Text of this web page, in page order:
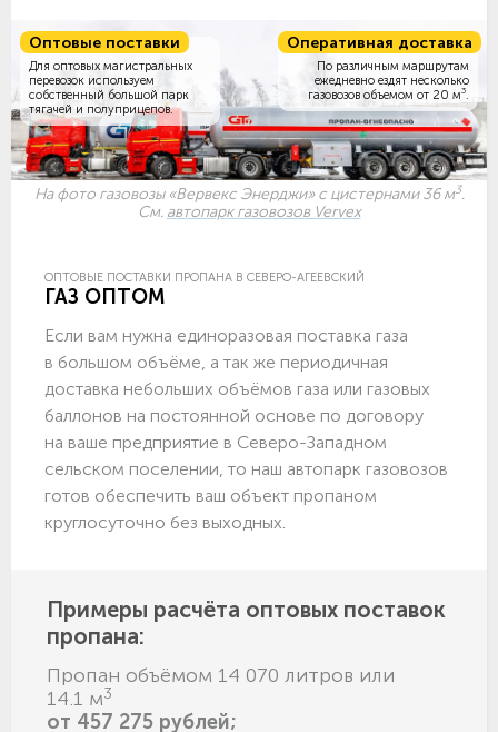
Оптовые поставки
Для оптовых магистральных
перевозок используем
собственный большой парк
тягачей и полуприцепов.
Оперативная доставка
По различным маршрутам
ежедневно ездят несколько
газовозов объемом от 20 м3
На фото газовозы «Вервекс Энерджи» с цистернами 36 м3.
См. автопарк газовозов Vervex
ОПТОВЫЕ ПОСТАВКИ ПРОПАНА В СЕВЕРО-АГЕЕВСКИЙ
ГАЗ ОПТОМ
Если вам нужна единоразовая поставка газа
в большом объёме, а так же периодичная
доставка небольших объёмов газа или газовых
баллонов на постоянной основе по договору
на ваше предприятие в Северо-Западном
сельском поселении, то наш автопарк газовозов
готов обеспечить ваш объект пропаном
круглосуточно без выходных.
Примеры расчёта оптовых поставок
пропана:
Пропан объёмом 14 070 литров или
14.1 м3
от 457 275 рублей;